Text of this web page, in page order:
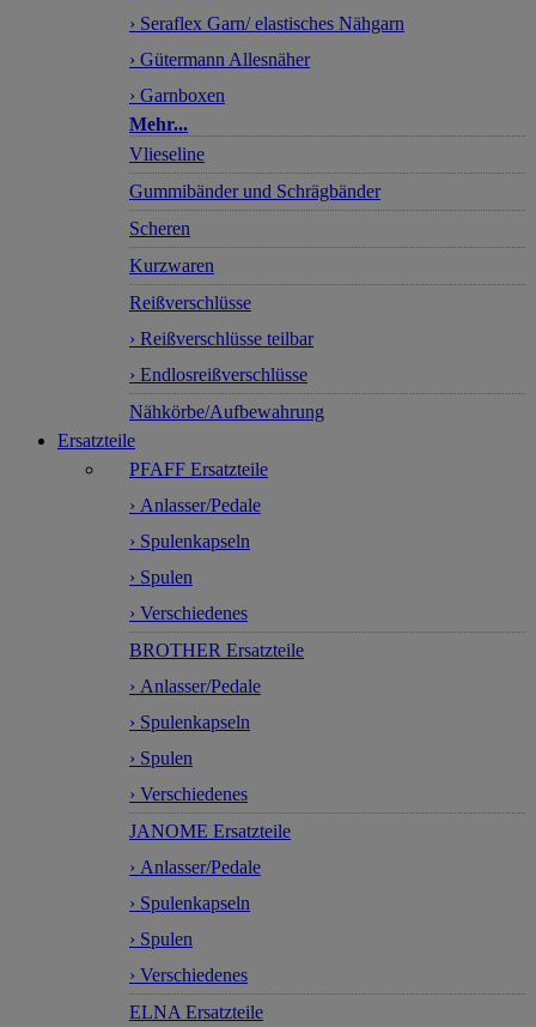
› Seraflex Garn/ elastisches Nähgarn
› Gütermann Allesnäher
› Garnboxen
Mehr...
Vlieseline
Gummibänder und Schrägbänder
Scheren
Kurzwaren
Reißverschlüsse
› Reißverschlüsse teilbar
› Endlosreißverschlüsse
Nähkörbe/Aufbewahrung
Ersatzteile
PFAFF Ersatzteile
› Anlasser/Pedale
› Spulenkapseln
› Spulen
› Verschiedenes
BROTHER Ersatzteile
› Anlasser/Pedale
› Spulenkapseln
› Spulen
› Verschiedenes
JANOME Ersatzteile
› Anlasser/Pedale
› Spulenkapseln
› Spulen
› Verschiedenes
ELNA Ersatzteile